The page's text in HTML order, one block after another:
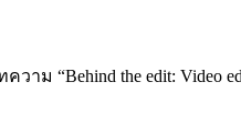
“Behind the edit: Video